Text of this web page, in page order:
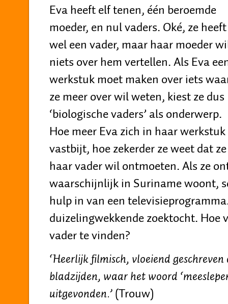
Eva heeft elf tenen, één beroemde
moeder, en nul vaders. Oké, ze heeft
wel een vader, maar haar moeder
niets over hem vertellen. Als Eva
werkstuk moet maken over iets
ze meer over wil weten, kiest ze dus
‘biologische vaders’ als onderwerp.
Hoe meer Eva zich in haar werkstuk
vastbijt, hoe zekerder ze weet dat ze
haar vader wil ontmoeten. Als ze
waarschijnlijk in Suriname woont,
hulp in van een
duizelingwekkende zoektocht. Hoe
vader te vinden?
‘Heerlijk filmisch, vloeiend
bladzijden, waar het woord
uitgevonden.’(Trouw)